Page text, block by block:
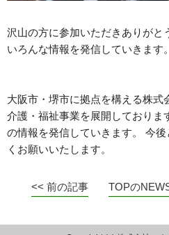
沢山の方に参加いただきありがと
いろんな情報を発信していきます。
大阪市・堺市に拠点を構える株式
介護・福祉事業を展開しておりま
の情報を発信していきます。 今
くお願いいたします。
<< 前の記事 TOPの